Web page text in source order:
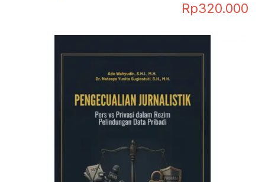
Rp320.000